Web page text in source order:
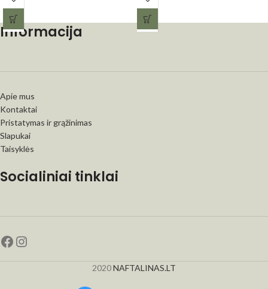
Informacija
Apie mus
Kontaktai
Pristatymas ir grąžinimas
Slapukai
Taisyklės
Socialiniai tinklai
2020NAFTALINAS.LT